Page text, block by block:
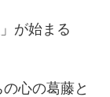
が始まる
心の葛藤と